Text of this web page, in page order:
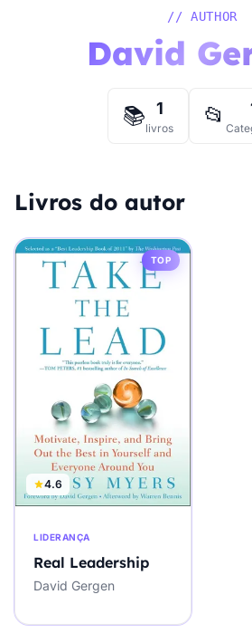
// AUTHOR
David
📚 1
livros 📂
Livros do autor
TOP
4.6
LIDERANÇA
Real Leadership
David Gergen